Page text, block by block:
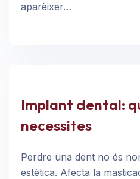
aparèixer…
Implant dental:
necessites
Perdre una dent no és
estètica. Afecta la